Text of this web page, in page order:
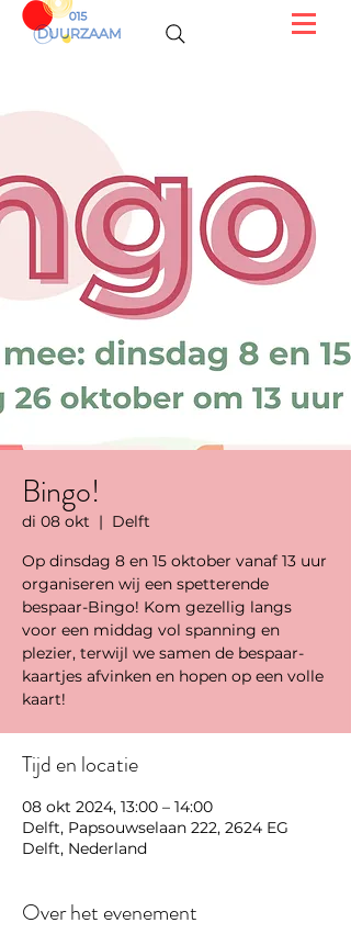
Bingo!
di 08 okt
  |
Delft
Op dinsdag 8 en 15 oktober vanaf 13 uur
organiseren wij een spetterende
bespaar-Bingo! Kom gezellig langs
voor een middag vol spanning en
plezier, terwijl we samen de bespaar-
kaartjes afvinken en hopen op een volle
kaart!
Tijd en locatie
08 okt 2024, 13:00 – 14:00
Delft, Papsouwselaan 222, 2624 EG
Delft, Nederland
Over het evenement